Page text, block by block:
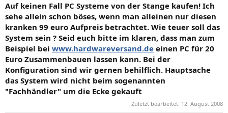
Auf keinen Fall PC Systeme von der Stange kaufen! Ich
sehe allein schon böses, wenn man alleinen nur diesen
kranken 99 euro Aufpreis betrachtet. Wie teuer soll das
System sein ? Seid euch bitte im klaren, dass man zum
Beispiel bei www.hardwareversand.de einen PC für 20
Euro Zusammenbauen lassen kann. Bei der
Konfiguration sind wir gernen behilflich. Hauptsache
das System wird nicht beim sogenannten
"Fachhändler" um die Ecke gekauft
Zuletzt bearbeitet: 12. August 2008